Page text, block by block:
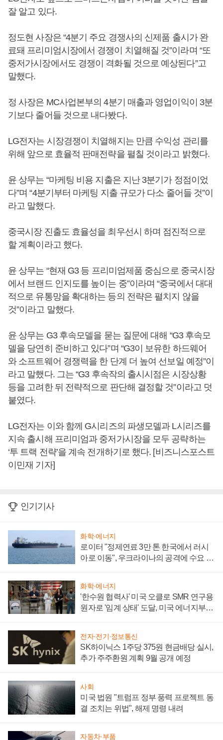
잘 알고 있다.
정도현 사장은 “4분기 주요 경쟁사의 신제품 출시가 완
료돼 프리미엄시장에서 경쟁이 치열해질 것”이라며 “또
중저가시장에서도 경쟁이 격화될 것으로 예상된다”고
말했다.
정 사장은 MC사업본부의 4분기 매출과 영업이익이 3분
기보다 줄어들 것으로 내다봤다.
LG전자는 시장경쟁이 치열해지는 만큼 수익성 관리를
위해 앞으로 효율적 판매전략을 펼칠 것이라고 밝혔다.
윤 상무는 “마케팅 비용 지출은 지난 3분기가 정점이었
다”며 “4분기부터 마케팅 지출 규모가 다소 줄어들 것”이
라고 말했다.
중국시장 진출도 효율성을 최우선시 하며 점진적으로
할 계획이라고 했다.
윤 상무는 “현재 G3 등 프리미엄제품 중심으로 중국시장
에서 브랜드 인지도를 높이는 중”이라며 “중국에서 대대
적으로 유통망을 확대하는 등의 전략은 펼치지 않을
것”이라고 말했다.
윤 상무는 G3 후속모델을 묻는 질문에 대해 “G3 후속모
델을 당연히 준비하고 있다”며 “G3이 보유한 하드웨어
와 소프트웨어 경쟁력을 한 단계 더 높여 선보일 예정”이
라고 말했다. 그는 “G3 후속작의 출시시점은 시장상황
등을 고려한 뒤 전략적으로 판단해 결정할 것”이라고 덧
붙였다.
LG전자는 이와 함께 G시리즈의 파생모델과 L시리즈를
지속 출시해 프리미엄과 중저가시장을 모두 공략하는
‘투 트랙 전략’을 계속 전개하기로 했다. [비즈니스포스트
이민재 기자]
인기기사
화학·에너지
로이터 "정제연료 3만 톤 한국에서 러시
아로 이동", 우크라이나의 공격에 수요 늘
화학·에너지
'한수원 협력사' 미국 오클로 SMR 연구용
원자로 '임계 상태' 도달, 미국 에너지부
전자·전기·정보통신
SK하이닉스 1주당 375원 현금배당 실시,
추가 주주환원 계획 9월 공개 예정
사회
미국 법원 "트럼프 정부 풍력 프로젝트 동
결 조치는 위법", 해제 명령 내려
자동차·부품